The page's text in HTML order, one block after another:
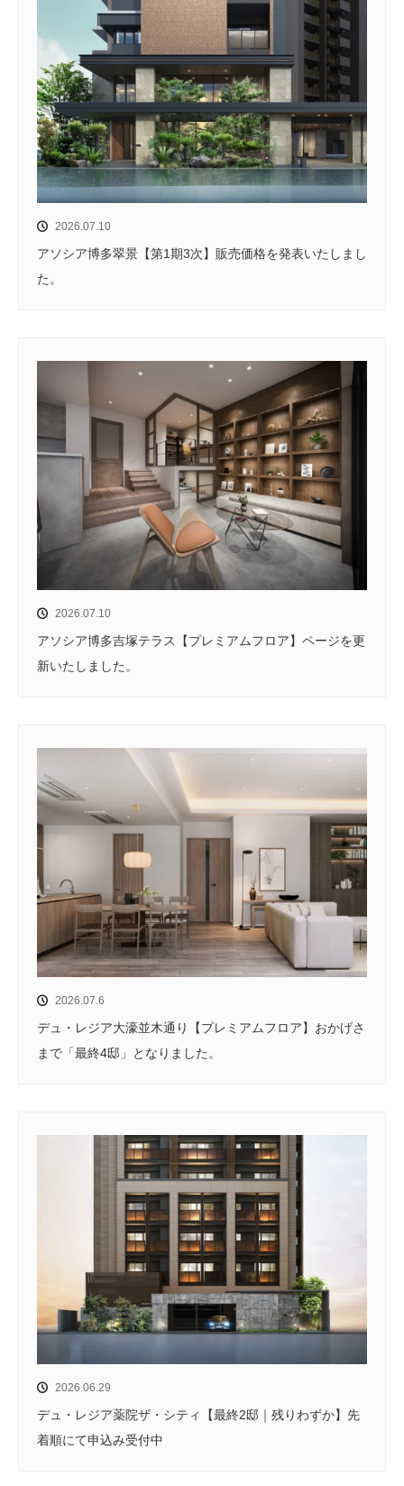
2026.07.10
アソシア博多翠景【第1期3次】販売価格を発表いたしまし
た。
2026.07.10
アソシア博多吉塚テラス【プレミアムフロア】ページを更
新いたしました。
2026.07.6
デュ・レジア大濠並木通り【プレミアムフロア】おかげさ
まで「最終4邸」となりました。
2026.06.29
デュ・レジア薬院ザ・シティ【最終2邸｜残りわずか】先
着順にて申込み受付中